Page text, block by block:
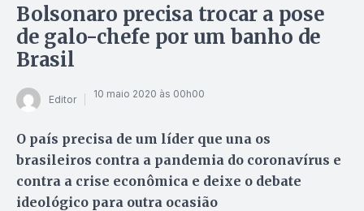
Bolsonaro precisa trocar a pose
de galo-chefe por um banho de
Brasil
Editor 10 maio 2020 às 00h00
O país precisa de um líder que una os
brasileiros contra a pandemia do coronavírus e
contra a crise econômica e deixe o debate
ideológico para outra ocasião